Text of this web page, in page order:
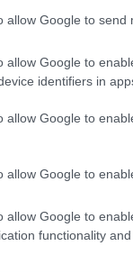
allow Google to
allow Google to
identifiers in
allow Google to
allow Google to
allow Google to
functionality
aki július
az
fotóriporterként.
közölték, mint
ben saját